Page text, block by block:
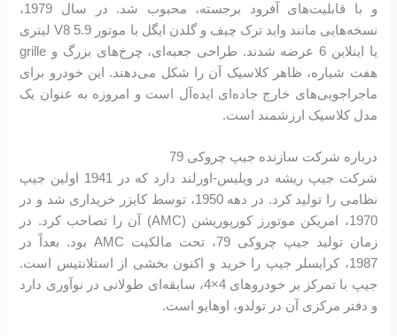
و با قابلیت‌های آفرود برجسته، محبوب شد. در سال 1979،
نسخه‌هایی مانند واید ترک چیف و گلدن ایگل با موتور V8 5.9 لیتری
یا اینلاین 6 عرضه شدند. طراحی جعبه‌ای، چرخ‌های بزرگ و grille
هفت شیاره، ظاهر کلاسیک آن را شکل می‌دهند. این خودرو برای
ماجراجویی‌های خارج جاده‌ای ایده‌آل است و امروزه به عنوان یک
مدل کلاسیک ارزشمند است.
درباره شرکت سازنده جیپ چروکی 79
شرکت جیپ ریشه در ویلیس-اورلند دارد که در 1941 اولین جیپ
نظامی را تولید کرد. در دهه 1950، توسط کایزر خریداری شد و در
1970، امریکن موتورز کورپوریشن (AMC) آن را تصاحب کرد. در
زمان تولید جیپ چروکی 79، تحت مالکیت AMC بود. بعداً در
1987، کرایسلر جیپ را خرید و اکنون بخشی از استلانتیس است.
جیپ با تمرکز بر خودروهای 4×4، سابقه‌ای طولانی در نوآوری دارد
و دفتر مرکزی آن در تولدو، اوهایو است.